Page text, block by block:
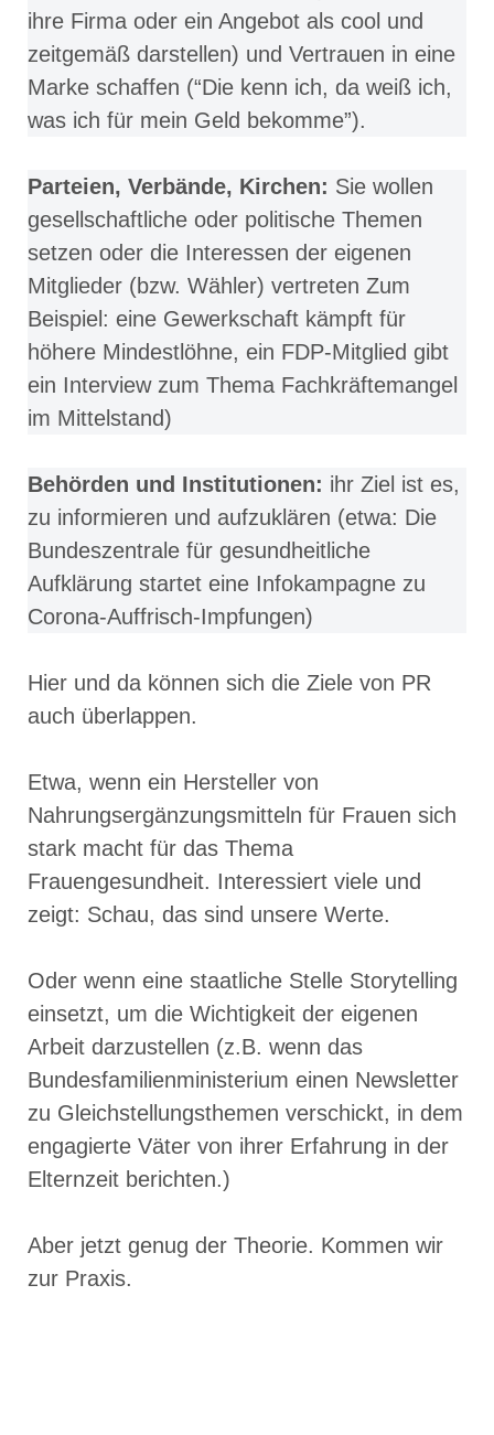
ihre Firma oder ein Angebot als cool und
zeitgemäß darstellen) und Vertrauen in eine
Marke schaffen (“Die kenn ich, da weiß ich,
was ich für mein Geld bekomme”).
Parteien, Verbände, Kirchen: Sie wollen
gesellschaftliche oder politische Themen
setzen oder die Interessen der eigenen
Mitglieder (bzw. Wähler) vertreten Zum
Beispiel: eine Gewerkschaft kämpft für
höhere Mindestlöhne, ein FDP-Mitglied gibt
ein Interview zum Thema Fachkräftemangel
im Mittelstand)
Behörden und Institutionen: ihr Ziel ist es,
zu informieren und aufzuklären (etwa: Die
Bundeszentrale für gesundheitliche
Aufklärung startet eine Infokampagne zu
Corona-Auffrisch-Impfungen)
Hier und da können sich die Ziele von PR
auch überlappen.
Etwa, wenn ein Hersteller von
Nahrungsergänzungsmitteln für Frauen sich
stark macht für das Thema
Frauengesundheit. Interessiert viele und
zeigt: Schau, das sind unsere Werte.
Oder wenn eine staatliche Stelle Storytelling
einsetzt, um die Wichtigkeit der eigenen
Arbeit darzustellen (z.B. wenn das
Bundesfamilienministerium einen Newsletter
zu Gleichstellungsthemen verschickt, in dem
engagierte Väter von ihrer Erfahrung in der
Elternzeit berichten.)
Aber jetzt genug der Theorie. Kommen wir
zur Praxis.